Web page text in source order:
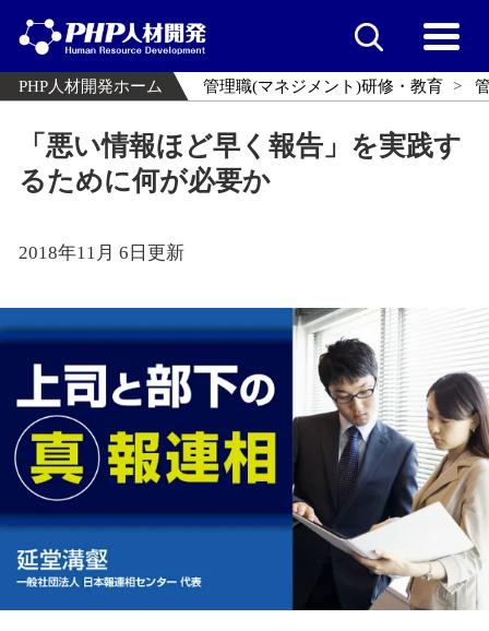
PHP人材開発ホーム 管理職(マネジメント)研修・教育
「悪い情報ほど早く報告」を実践す
るために何が必要か
2018年11月 6日更新